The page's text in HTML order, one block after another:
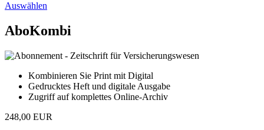
Auswählen
AboKombi
Kombinieren Sie Print mit Digital
Gedrucktes Heft und digitale Ausgabe
Zugriff auf komplettes Online-Archiv
248,00 EUR